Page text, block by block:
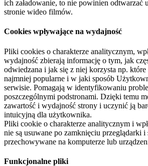
ich załadowanie, to nie powinien odtwarzać
stronie wideo filmów.
Cookies wpływające na wydajność
Pliki cookies o charakterze analitycznym,
wydajność zbierają informację o tym, jak
odwiedzana i jak się z niej korzysta np.
najmniej popularne i w jaki sposób
serwisie. Pomagają w identyfikowaniu
poszczególnymi podstronami. Dzięki temu
zawartość i wydajność strony i uczynić ją
intuicyjną dla użytkownika.
Pliki cookie o charakterze analitycznym i
nie są usuwane po zamknięciu przeglądarki i
przechowywane na komputerze lub
Funkcjonalne pliki